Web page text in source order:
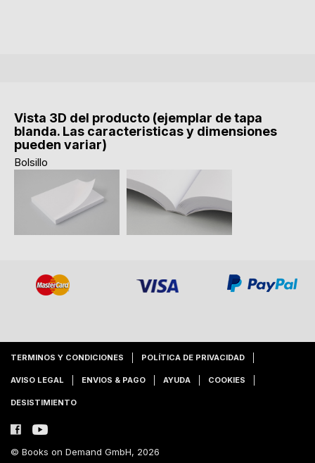
Vista 3D del producto (ejemplar de tapa
blanda. Las caracteristicas y dimensiones
pueden variar)
Bolsillo
TERMINOS Y CONDICIONES POLÍTICA DE PRIVACIDAD
AVISO LEGAL ENVIOS & PAGO AYUDA COOKIES
DESISTIMIENTO
© Books on Demand GmbH, 2026